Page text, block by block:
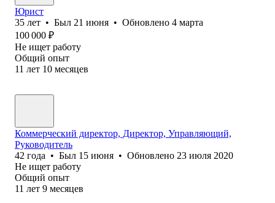
Юрист
35 лет • Был 21 июня • Обновлено 4 марта
100 000 ₽
Не ищет работу
Общий опыт
11 лет 10 месяцев
Коммерческий директор, Директор, Управляющий,
Руководитель
42 года • Был 15 июня • Обновлено 23 июля 2020
Не ищет работу
Общий опыт
11 лет 9 месяцев